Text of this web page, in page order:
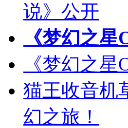
说》公开
《梦幻之
《梦幻之
猫王收音机
幻之旅！